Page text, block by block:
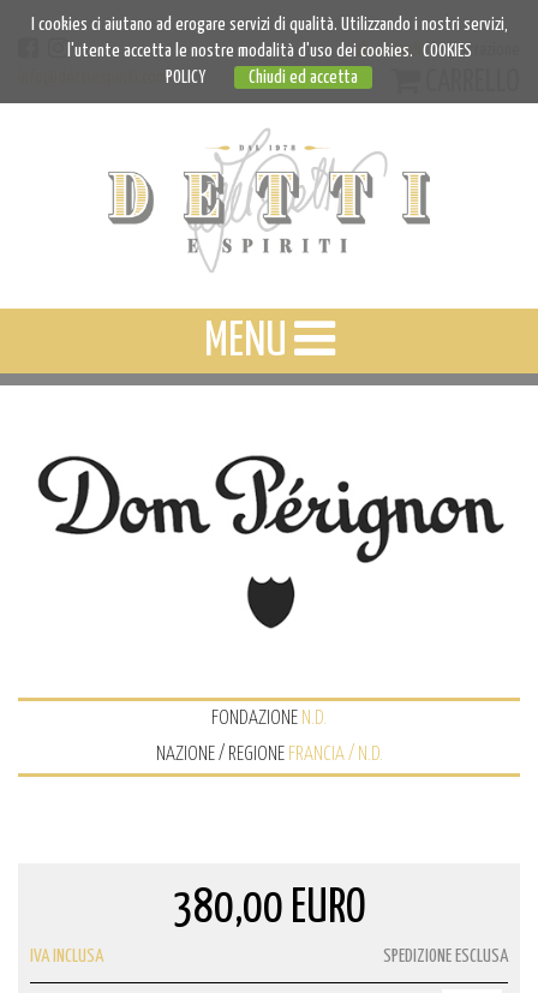
info@dettiespiriti.com
Accedi Registrazione
MENU
FONDAZIONE N.D.
NAZIONE / REGIONE FRANCIA / N.D.
380,00 EURO
IVA INCLUSA SPEDIZIONE ESCLUSA
I cookies ci aiutano ad erogare servizi di qualità. Utilizzando i nostri servizi,
l'utente accetta le nostre modalità d'uso dei cookies. COOKIES
POLICY
Chiudi ed accetta